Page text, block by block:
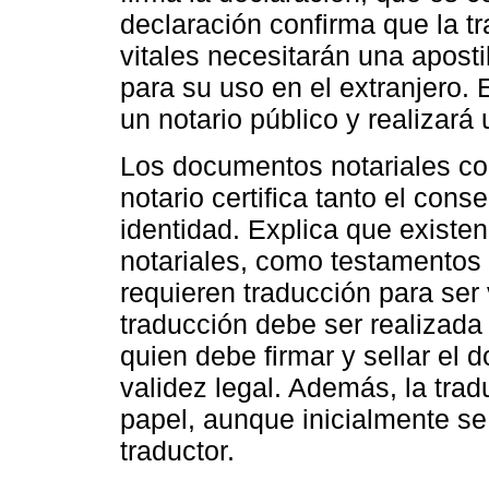
declaración confirma que la
vitales necesitarán una
para su uso en el extranjero.
un notario público y realizará
Los documentos notariales
notario certifica tanto el
identidad. Explica que
notariales, como
requieren traducción para
traducción debe ser
quien debe firmar y sellar el
validez legal. Además, la
papel, aunque inicialmente
traductor.